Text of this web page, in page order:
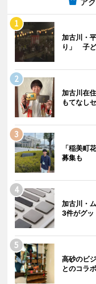
ア
加古川・
り」 子ど
加古川在
もてなし
「稲美町
募集も
加古川・
3件がグッ
高砂のビ
とのコラ